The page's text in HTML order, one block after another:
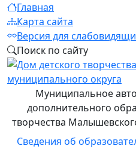
Главная
Карта сайта
Версия для
Поиск по сайту
Муниципальное
дополнительного
творчества
Сведения об